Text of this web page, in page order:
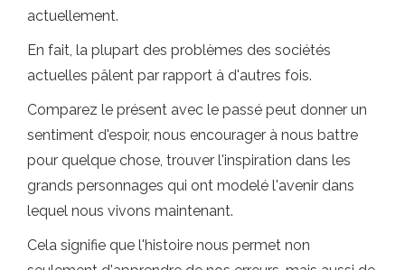
actuellement.
En fait, la plupart des problèmes des sociétés
actuelles pâlent par rapport à d'autres fois.
Comparez le présent avec le passé peut donner un
sentiment d'espoir, nous encourager à nous battre
pour quelque chose, trouver l'inspiration dans les
grands personnages qui ont modelé l'avenir dans
lequel nous vivons maintenant.
Cela signifie que l'histoire nous permet non